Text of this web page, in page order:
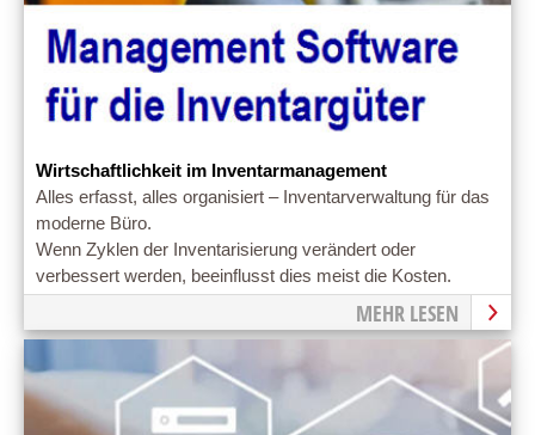
Wirtschaftlichkeit im Inventarmanagement
Alles erfasst, alles organisiert – Inventarverwaltung für das
moderne Büro.
Wenn Zyklen der Inventarisierung verändert oder
verbessert werden, beeinflusst dies meist die Kosten.
MEHR LESEN